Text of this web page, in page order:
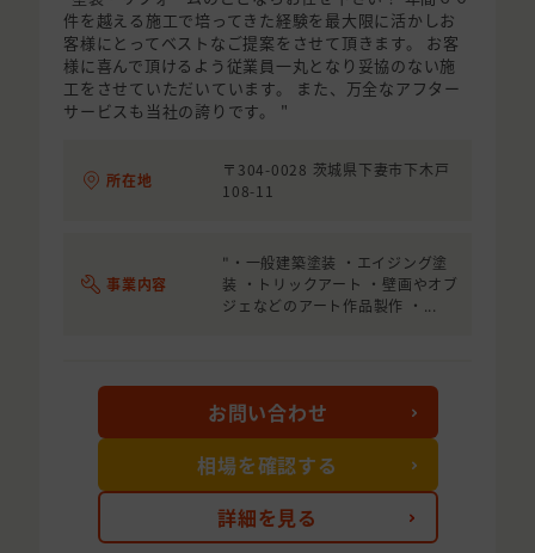
件を越える施工で培ってきた経験を最大限に活かしお
客様にとってベストなご提案をさせて頂きます。 お客
様に喜んで頂けるよう従業員一丸となり妥協のない施
工をさせていただいています。 また、万全なアフター
サービスも当社の誇りです。 "
所在地
〒304-0028 茨城県下妻市下木戸
108-11
事業内容
"・一般建築塗装 ・エイジング塗
装 ・トリックアート ・壁画やオブ
ジェなどのアート作品製作 ・...
詳細を見る
お問い合わせ
相場を確認する